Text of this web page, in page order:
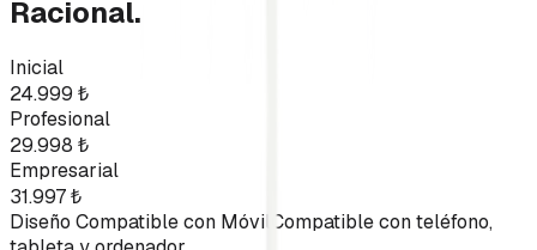
Racional.
Inicial
24.999 ₺
Profesional
29.998 ₺
Empresarial
31.997₺
Diseño Compatible con Móvil Compatible con teléfono,